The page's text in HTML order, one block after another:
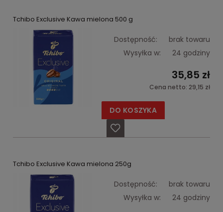
Tchibo Exclusive Kawa mielona 500 g
Dostępność:
brak towaru
Wysyłka w:
24 godziny
35,85 zł
Cena netto: 29,15 zł
DO KOSZYKA
Tchibo Exclusive Kawa mielona 250g
Dostępność:
brak towaru
Wysyłka w:
24 godziny